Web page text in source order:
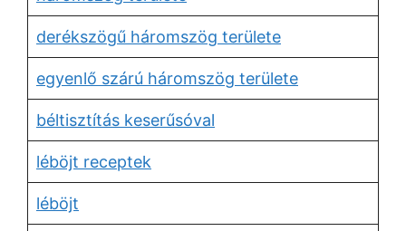
derékszögű háromszög területe
egyenlő szárú háromszög területe
béltisztítás keserűsóval
léböjt receptek
léböjt